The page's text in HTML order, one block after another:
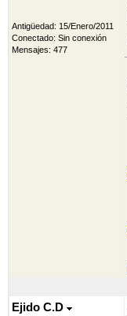
Antigüedad: 15/Enero/2011
Conectado: Sin conexión
Mensajes: 477
Ejido C.D